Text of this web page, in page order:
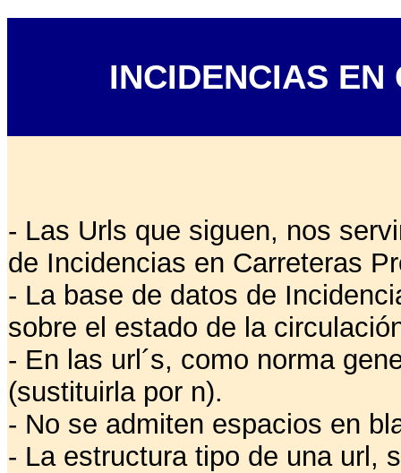
INCIDENCIAS
- Las Urls que siguen, nos
de Incidencias en Carreteras
- La base de datos de
sobre el estado de la
- En las url´s, como norma
(sustituirla por n).
- No se admiten espacios en
- La estructura tipo de una url,